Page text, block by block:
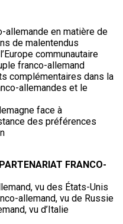
allemande en matière de
de malentendus
communautaire
franco-allemand
complémentaires dans la
allemandes et le
face à
des préférences
FRANCO-
vu des États-Unis
allemand, vu de Russie
vu d’Italie